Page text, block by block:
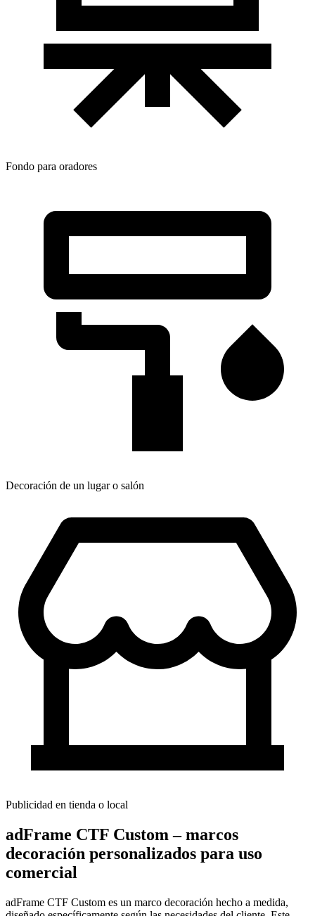
Fondo para oradores
Decoración de un lugar o salón
Publicidad en tienda o local
adFrame CTF Custom – marcos
decoración personalizados para uso
comercial
adFrame CTF Custom es un marco decoración hecho a medida,